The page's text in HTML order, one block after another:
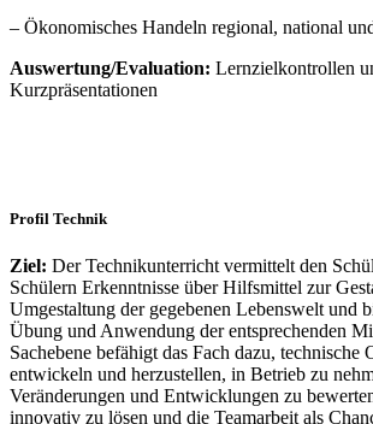
– Ökonomisches Handeln regional, national
Auswertung/Evaluation: Lernzielkontrollen
Kurzpräsentationen
Profil Technik
Ziel: Der Technikunterricht vermittelt den
Schülern Erkenntnisse über Hilfsmittel zur
Umgestaltung der gegebenen Lebenswelt und
Übung und Anwendung der entsprechenden
Sachebene befähigt das Fach dazu, technische
entwickeln und herzustellen, in Betrieb zu
Veränderungen und Entwicklungen zu
innovativ zu lösen und die Teamarbeit als